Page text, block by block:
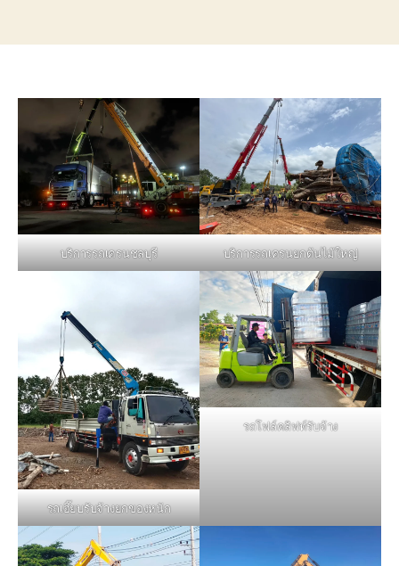
บริการรถเครนชลบุรี บริการรถเครนยกต้นไม้ใหญ่
รถเฮี๊ยบรับจ้างยกของหนัก
รถโฟล์คลิฟท์รับจ้าง